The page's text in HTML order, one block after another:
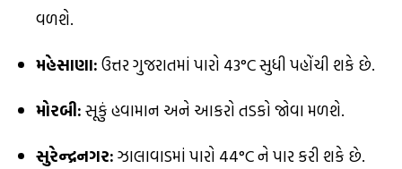
વળશે.
મહેસાણા:ઉત્તર ગુજરાતમાં પારો 43°C સુધી પહોંચી શકે છે.
મોરબી:સૂકું હવામાન અને આકરો તડકો જોવા મળશે.
સુરેન્દ્રનગર:ઝાલાવાડમાં પારો 44°C ને પાર કરી શકે છે.